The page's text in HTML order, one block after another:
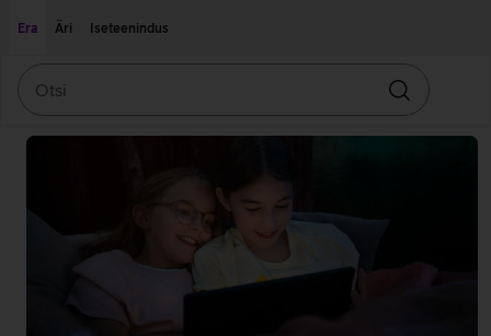
Era
Äri Iseteenindus
Otsin
Erakliendi